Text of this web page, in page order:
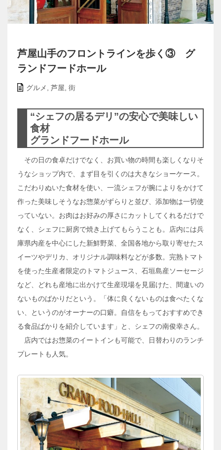
芦屋山手のフロントラインを歩く③ グ
ランドフードホール
グルメ , 芦屋, 街
“シェフの居るデリ”の安心で美味しい
食材
グランドフードホール
その日の食卓だけでなく、お買い物の時間も楽しくなりそ
うなショップ内で、まず目を引くのは大きなショーケース。
こだわりぬいた食材を使い、一流シェフが腕によりをかけて
作った美味しそうなお惣菜がずらりと並び、添加物は一切使
っていない。お肉はお好みの厚さにカットしてくれるだけで
なく、シェフに厨房で焼き上げてもらうことも。店内には兵
庫県内産を中心にした新鮮野菜、全国各地から取り寄せたス
イーツやデリカ、オリジナル調味料などが多数。完熟トマト
を使った生産者限定のトマトジュース、石垣島産ソーセージ
など、どれも産地に出かけて生産現場を見届けた、間違いの
ないものばかりだという。「体に良くないものは食べたくな
い、というのがオーナーの口癖。自信をもっておすすめでき
る食品ばかりを紹介しています」と、シェフの南俊幸さん。
店内ではお惣菜のイートインも可能で、日替わりのランチ
プレートも人気。